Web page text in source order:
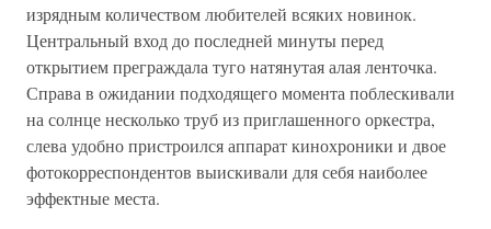
изрядным количеством любителей всяких новинок.
Центральный вход до последней минуты перед
открытием преграждала туго натянутая алая ленточка.
Справа в ожидании подходящего момента поблескивали
на солнце несколько труб из приглашенного оркестра,
слева удобно пристроился аппарат кинохроники и двое
фотокорреспондентов выискивали для себя наиболее
эффектные места.